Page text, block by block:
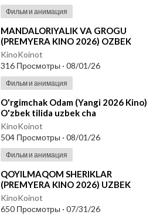
Фильм и анимация
⁣MANDALORIYALIK VA GROGU
(PREMYERA KINO 2026) OZBEK
TILIDA
KinoKoinot
316 Просмотры · 08/01/26
Фильм и анимация
⁣O'rgimchak Odam (Yangi 2026 Kino)
O'zbek tilida uzbek cha
KinoKoinot
504 Просмотры · 08/01/26
Фильм и анимация
⁣QOYILMAQOM SHERIKLAR
(PREMYERA KINO 2026) UZBEK
TILIDA
KinoKoinot
650 Просмотры · 07/31/26